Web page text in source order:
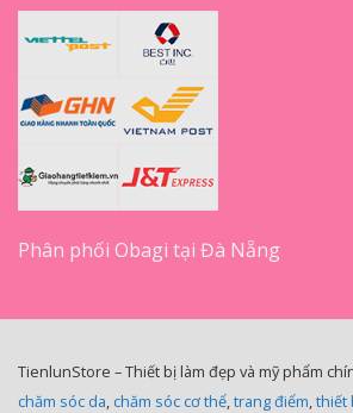
Phân phối Obagi tại Đà Nẵng
TienlunStore – Thiết bị làm đẹp và mỹ phẩm
chăm sóc da, chăm sóc cơ thể,trang điểm,thiết